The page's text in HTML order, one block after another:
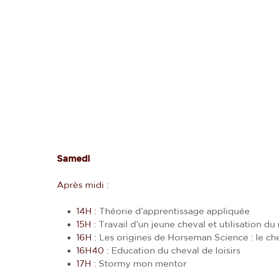
Samedi
Après midi :
14H : Théorie d’apprentissage appliquée
15H : Travail d’un jeune cheval et utilisation
16H : Les origines de Horseman Science : le
16H40 : Education du cheval de loisirs
17H : Stormy mon mentor